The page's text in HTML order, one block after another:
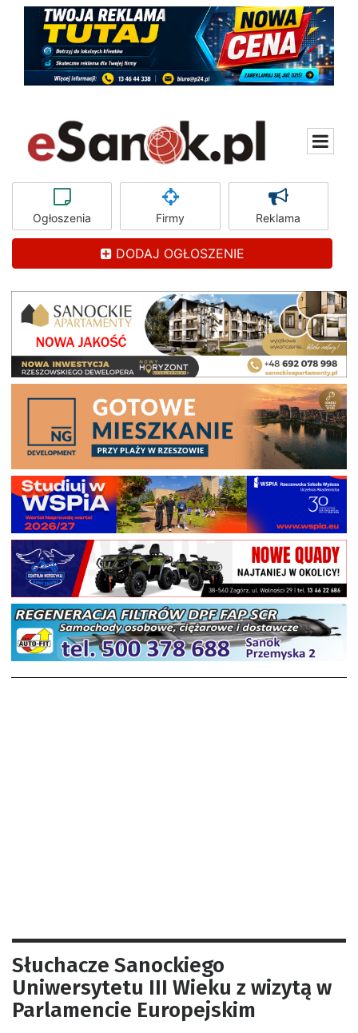
Ogłoszenia Firmy Reklama
DODAJ OGŁOSZENIE
Słuchacze Sanockiego
Uniwersytetu III Wieku z wizytą w
Parlamencie Europejskim